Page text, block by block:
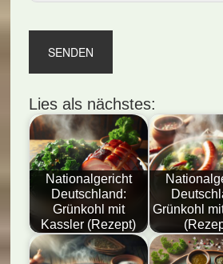
Lies als nächstes:
Nationalgericht
Deutschland:
Grünkohl mit
Kassler (Rezept)
Grünkohl